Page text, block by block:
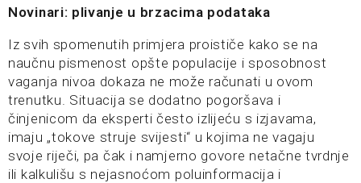
Novinari: plivanje u brzacima podataka
Iz svih spomenutih primjera proističe kako se na
naučnu pismenost opšte populacije i sposobnost
vaganja nivoa dokaza ne može računati u ovom
trenutku. Situacija se dodatno pogoršava i
činjenicom da eksperti često izlijeću s izjavama,
imaju „tokove struje svijesti“ u kojima ne vagaju
svoje riječi, pa čak i namjerno govore netačne tvrdnje
ili kalkulišu s nejasnoćom poluinformacija i